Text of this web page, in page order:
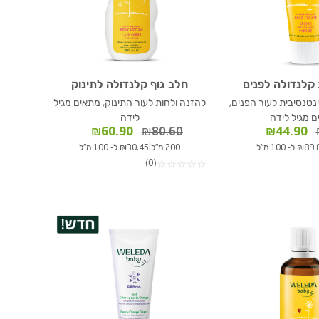
לפנים
לעור הפנים,
מגיל לידה
המחיר
המקורי
₪44.90
הנוכחי
ל- 100 מ"ל
חלב גוף קלנדולה לתינוק
להזנה ולחות לעור התינוק, מתאים מגיל
לידה
₪80.60
המחיר
המקורי
₪60.90
הנוכחי
200 מ"ל | ₪30.45 ל- 100 מ"ל
☆
☆
☆
☆
☆
(0)